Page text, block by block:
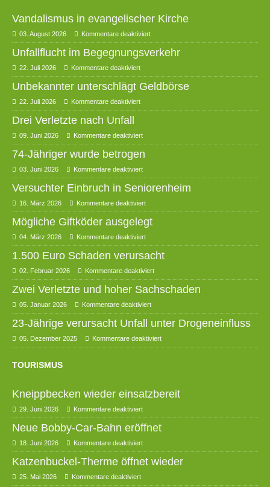
Vandalismus in evangelischer Kirche
03. August 2026 Kommentare deaktiviert
Unfallflucht im Begegnungsverkehr
22. Juli 2026 Kommentare deaktiviert
Unbekannter unterschlägt Geldbörse
22. Juli 2026 Kommentare deaktiviert
Drei Verletzte nach Unfall
09. Juni 2026 Kommentare deaktiviert
74-Jähriger wurde betrogen
03. Juni 2026 Kommentare deaktiviert
Versuchter Einbruch in Seniorenheim
16. März 2026 Kommentare deaktiviert
Mögliche Giftköder ausgelegt
04. März 2026 Kommentare deaktiviert
1.500 Euro Schaden verursacht
02. Februar 2026 Kommentare deaktiviert
Zwei Verletzte und hoher Sachschaden
05. Januar 2026 Kommentare deaktiviert
23-Jährige verursacht Unfall unter Drogeneinfluss
05. Dezember 2025 Kommentare deaktiviert
TOURISMUS
Kneippbecken wieder einsatzbereit
29. Juni 2026 Kommentare deaktiviert
Neue Bobby-Car-Bahn eröffnet
18. Juni 2026 Kommentare deaktiviert
Katzenbuckel-Therme öffnet wieder
25. Mai 2026 Kommentare deaktiviert